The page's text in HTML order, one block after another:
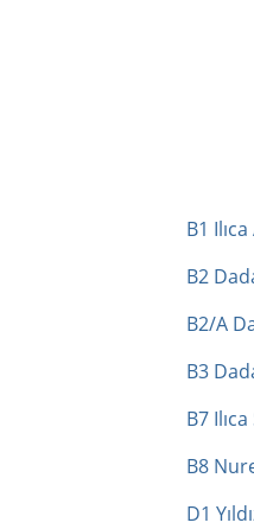
B1
B2
B2/A
B3
B7
B8
D1